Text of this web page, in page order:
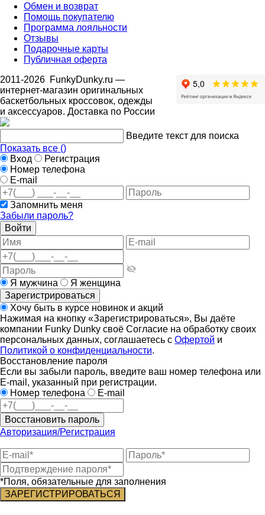
Обмен и возврат
Помощь покупателю
Программа лояльности
Отзывы
Подарочные карты
Публичная оферта
2011-2026 FunkyDunky.ru —
интернет-магазин оригинальных
баскетбольных кроссовок, одежды
и аксессуаров. Доставка по России
Введите текст для поиска
Показать все ()
Вход
Регистрация
Номер телефона
E-mail
Запомнить меня
Забыли пароль?
Войти
Я мужчина
Я женщина
Зарегистрироваться
Хочу быть в курсе новинок и акций
Нажимая на кнопку «Зарегистрироваться», Вы даёте
компании Funky Dunky своё Согласие на обработку своих
персональных данных, соглашаетесь с Офертой и
Политикой о конфиденциальности.
Восстановление пароля
Если вы забыли пароль, введите ваш номер телефона или
E-mail, указанный при регистрации.
Номер телефона
E-mail
Восстановить пароль
Авторизация/Регистрация
*Поля, обязательные для заполнения